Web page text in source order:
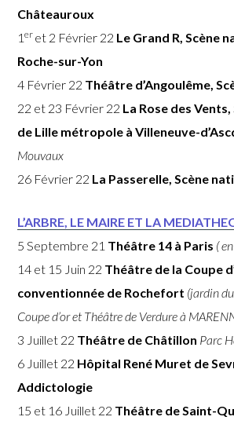
Châteauroux
1er et 2 Février 22 Le Grand R, Scène
Roche-sur-Yon
4 Février 22 Théâtre d’Angoulême,
22 et 23 Février 22 La Rose des
de Lille métropole à Villeneuve-
Mouvaux
26 Février 22 La Passerelle, Scène
L’ARBRE, LE MAIRE ET LA
5 Septembre 21 Théâtre 14 à Paris (
14 et 15 Juin 22 Théâtre de la Coupe
conventionnée de Rochefort (jardin
Coupe d’or et Théâtre de Verdure à
3 Juillet 22 Théâtre de Châtillon Parc
6 Juillet 22 Hôpital René Muret de
Addictologie
15 et 16 Juillet 22 Théâtre de Saint-